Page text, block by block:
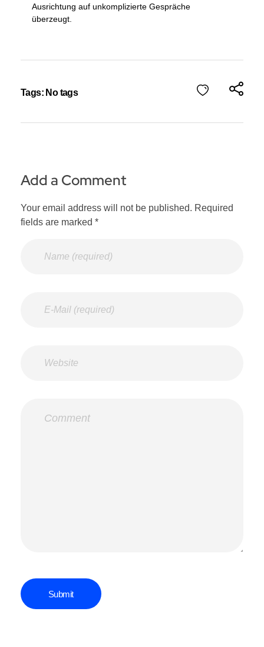
Ausrichtung auf unkomplizierte Gespräche
überzeugt.
Tags: No tags
Add a Comment
Your email address will not be published. Required
fields are marked *